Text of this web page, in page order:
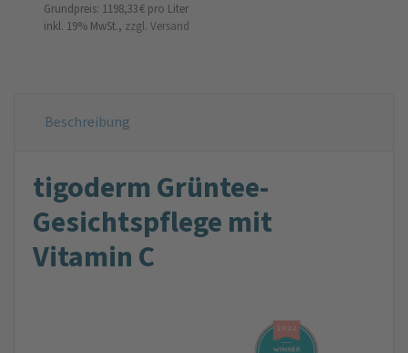
Grundpreis: 1198,33 € pro Liter
inkl. 19% MwSt., zzgl. Versand
Beschreibung
tigoderm Grüntee-
Gesichtspflege mit
Vitamin C